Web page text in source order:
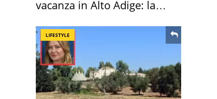
vacanza in Alto Adige: la
LIFESTYLE